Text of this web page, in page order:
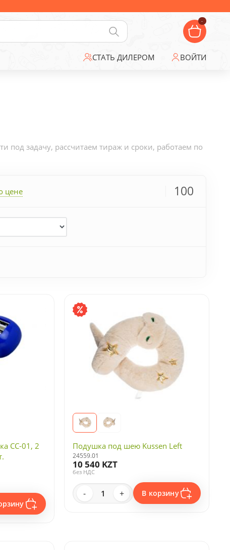
-
СТАТЬ ДИЛЕРОМ ВОЙТИ
задачу, рассчитаем тираж и сроки, работаем по
цене 100
CC-01, 2
Подушка под шею Kussen Left
24559.01
10 540 KZT
без НДС
- + В корзину